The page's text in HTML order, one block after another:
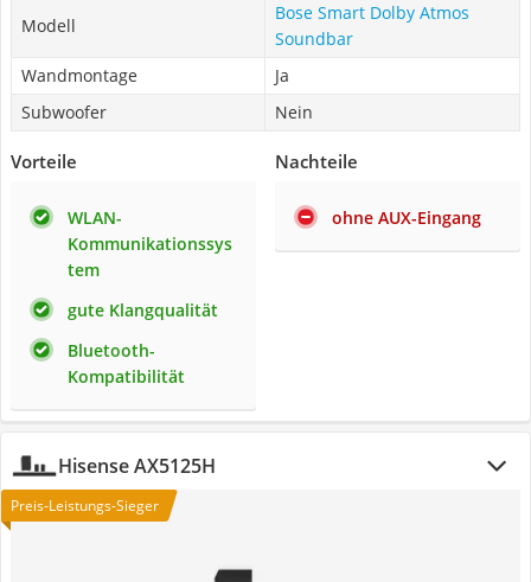
Modell
Bose Smart Dolby Atmos
Soundbar
Wandmontage
Ja
Subwoofer
Nein
Vorteile
WLAN-
Kommunikationssys
tem
gute Klangqualität
Bluetooth-
Kompatibilität
Nachteile
ohne AUX-Eingang
Hisense AX5125H
Preis-Leistungs-Sieger